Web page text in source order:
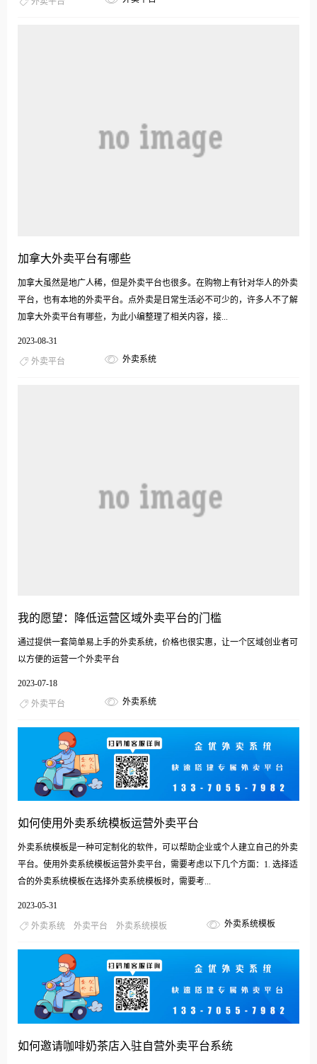
加拿大外卖平台有哪些
加拿大虽然是地广人稀，但是外卖平台也很多。在购物上有针对华人的外卖
平台，也有本地的外卖平台。点外卖是日常生活必不可少的，许多人不了解
加拿大外卖平台有哪些，为此小编整理了相关内容，接...
2023-08-31
外卖平台 外卖系统
我的愿望：降低运营区域外卖平台的门槛
通过提供一套简单易上手的外卖系统，价格也很实惠，让一个区域创业者可
以方便的运营一个外卖平台
2023-07-18
外卖平台 外卖系统
如何使用外卖系统模板运营外卖平台
外卖系统模板是一种可定制化的软件，可以帮助企业或个人建立自己的外卖
平台。使用外卖系统模板运营外卖平台，需要考虑以下几个方面：1. 选择适
合的外卖系统模板在选择外卖系统模板时，需要考...
2023-05-31
外卖系统 外卖平台 外卖系统模板 外卖系统模板
如何邀请咖啡奶茶店入驻自营外卖平台系统